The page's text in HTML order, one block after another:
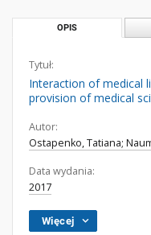
OPIS
Tytuł:
Interaction of medical
provision of medical
Autor:
Ostapenko, Tatiana;
Data wydania:
2017
Więcej